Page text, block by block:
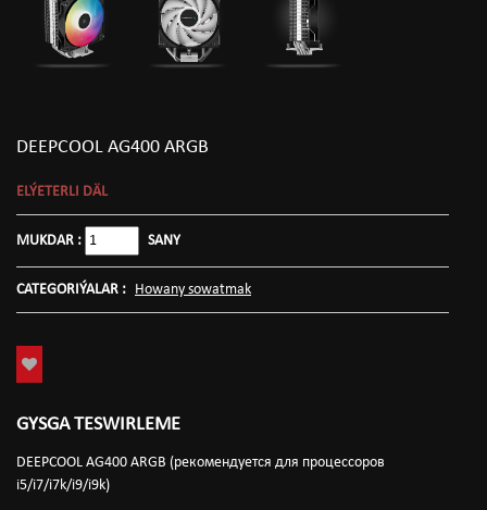
DEEPCOOL AG400 ARGB
ELÝETERLI DÄL
MUKDAR : SANY
CATEGORIÝALAR : Howany sowatmak
GYSGA TESWIRLEME
DEEPCOOL AG400 ARGB (рекомендуется для процессоров
i5/i7/i7k/i9/i9k)